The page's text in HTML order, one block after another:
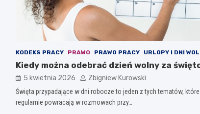
KODEKS PRACY PRAWO PRAWO PRACY URLOPY I DNI
Kiedy można odebrać dzień wolny za
5 kwietnia 2026 Zbigniew Kurowski
Święta przypadające w dni robocze to jeden z tych tematów, które
regularnie powracają w rozmowach przy…